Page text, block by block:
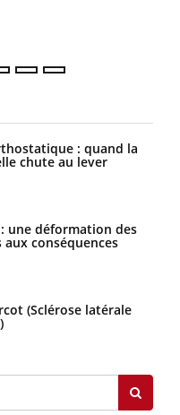
: quand la
chute au lever
une déformation des
conséquences
(Sclérose latérale